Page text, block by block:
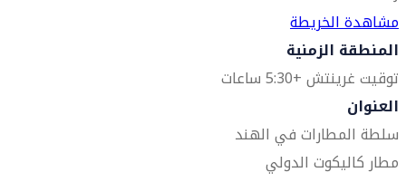
مشاهدة الخريطة
المنطقة الزمنية
توقيت غرينتش +5:30 ساعات
العنوان
سلطة المطارات في الهند
مطار كاليكوت الدولي